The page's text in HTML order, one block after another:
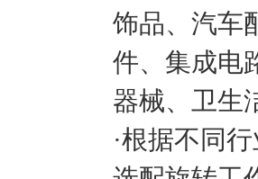
饰品、汽车
件、集成电
器械、卫生
·根据不同